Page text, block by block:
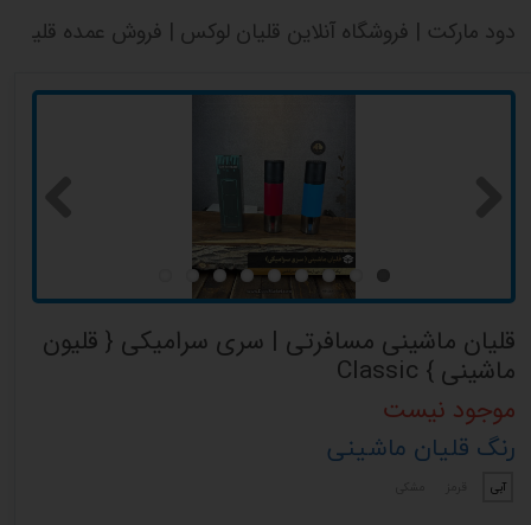
دود مارکت | فروشگاه آنلاین قلیان لوکس | فروش عمده قلیان
قلیان ماشینی مسافرتی | سری سرامیکی { قلیون
ماشینی } Classic
موجود نیست
رنگ قلیان ماشینی
آبی